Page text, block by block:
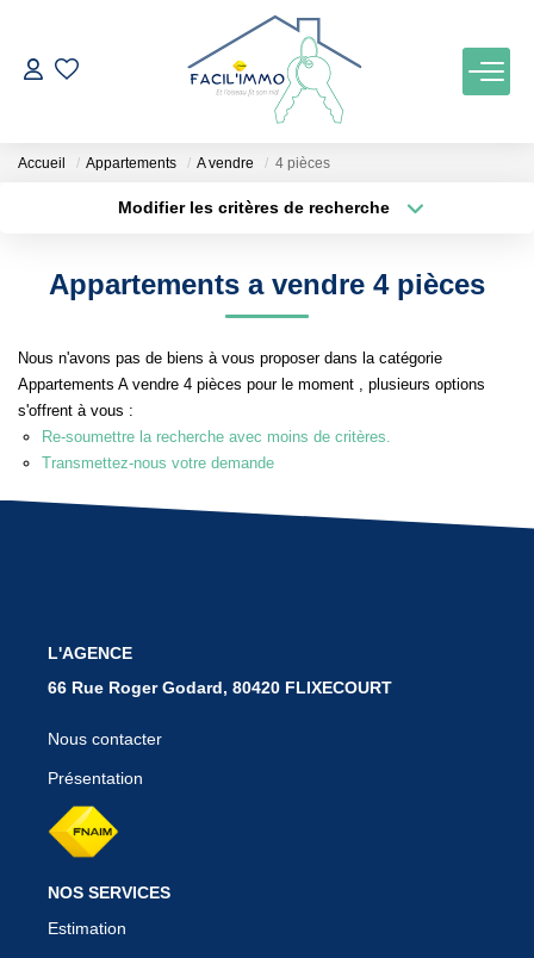
ACCUEIL
Qui Sommes Nous
Notre Équipe
Nos Services
Nos Actualités
Accueil Appartements A vendre 4 pièces
Modifier les critères de recherche
Surface min
Plus de critères Créer une alerte
Appartements a vendre 4 pièces
Nous n'avons pas de biens à vous proposer dans la catégorie
Appartements A vendre 4 pièces pour le moment , plusieurs options
s'offrent à vous :
Re-soumettre la recherche avec moins de critères.
Transmettez-nous votre demande
L'AGENCE
66 Rue Roger Godard, 80420 FLIXECOURT
Nous contacter
Présentation
NOS SERVICES
Estimation